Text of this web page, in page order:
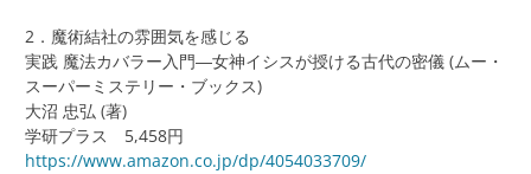
2．魔術結社の雰囲気を感じる
実践 魔法カバラー入門―女神イシスが授ける古代の密儀 (ムー・
スーパーミステリー・ブックス)
大沼 忠弘 (著)
学研プラス 5,458円
https://www.amazon.co.jp/dp/4054033709/